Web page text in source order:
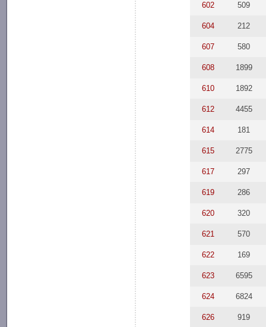
602 509
604 212
607 580
608 1899
610 1892
612 4455
614 181
615 2775
617 297
619 286
620 320
621 570
622 169
623 6595
624 6824
626 919